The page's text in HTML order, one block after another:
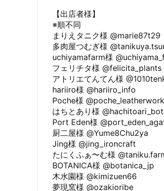
【出店者様】
※順不同
まりえタニク様 @marie87t29
多肉屋つむぎ様
uchiyamafarm様
フェリチタ様 @felicita_plants
アトリエてんてん様
hariiro様 @hariiro_info
Poche様
はちとあり様
Port Eden様
厨二屋様 @Yume8Chu2ya
Jing様 @jing_ironcraft
たにくふぁ〜む様
BOTANICA様 @botanica_jp
木水園様 @kimizuen66
夢現窯様 @ozakioribe